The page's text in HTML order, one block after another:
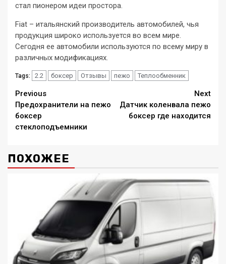
стал пионером идеи простора.
Fiat – итальянский производитель автомобилей, чья
продукция широко используется во всем мире.
Сегодня ее автомобили используются по всему миру в
различных модификациях.
Tags: 2.2 боксер Отзывы пежо Теплообменник
Continue
Reading
Previous
Предохранители на пежо
боксер
стеклоподъемники
Next
Датчик коленвала пежо
боксер где находится
ПОХОЖЕЕ